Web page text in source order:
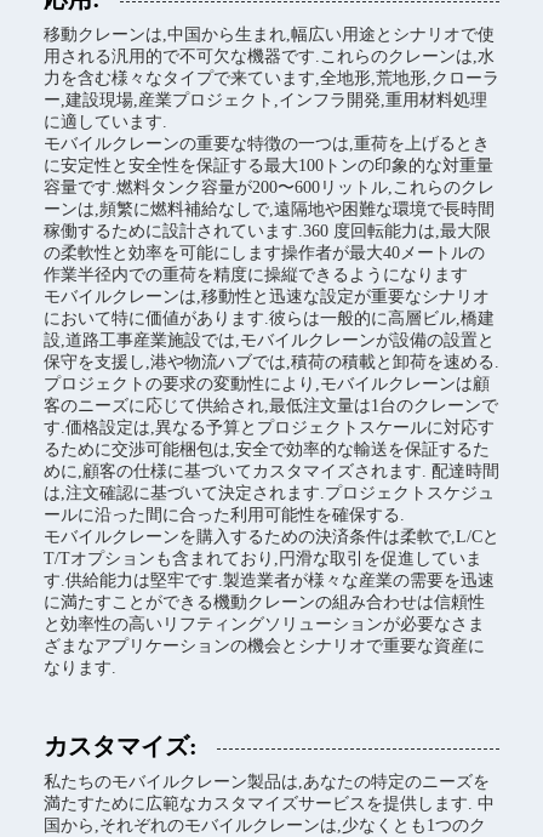
移動クレーンは,中国から生まれ,幅広い用途とシナリオで使
用される汎用的で不可欠な機器です.これらのクレーンは,水
力を含む様々なタイプで来ています,全地形,荒地形,クローラ
ー,建設現場,産業プロジェクト,インフラ開発,重用材料処理
に適しています.
モバイルクレーンの重要な特徴の一つは,重荷を上げるとき
に安定性と安全性を保証する最大100トンの印象的な対重量
容量です.燃料タンク容量が200〜600リットル,これらのクレ
ーンは,頻繁に燃料補給なしで,遠隔地や困難な環境で長時間
稼働するために設計されています.360 度回転能力は,最大限
の柔軟性と効率を可能にします操作者が最大40メートルの
作業半径内での重荷を精度に操縦できるようになります
モバイルクレーンは,移動性と迅速な設定が重要なシナリオ
において特に価値があります.彼らは一般的に高層ビル,橋建
設,道路工事産業施設では,モバイルクレーンが設備の設置と
保守を支援し,港や物流ハブでは,積荷の積載と卸荷を速める.
プロジェクトの要求の変動性により,モバイルクレーンは顧
客のニーズに応じて供給され,最低注文量は1台のクレーンで
す.価格設定は,異なる予算とプロジェクトスケールに対応す
るために交渉可能梱包は,安全で効率的な輸送を保証するた
めに,顧客の仕様に基づいてカスタマイズされます. 配達時間
は,注文確認に基づいて決定されます.プロジェクトスケジュ
ールに沿った間に合った利用可能性を確保する.
モバイルクレーンを購入するための決済条件は柔軟で,L/Cと
T/Tオプションも含まれており,円滑な取引を促進していま
す.供給能力は堅牢です.製造業者が様々な産業の需要を迅速
に満たすことができる機動クレーンの組み合わせは信頼性
と効率性の高いリフティングソリューションが必要なさま
ざまなアプリケーションの機会とシナリオで重要な資産に
なります.
カスタマイズ:
私たちのモバイルクレーン製品は,あなたの特定のニーズを
満たすために広範なカスタマイズサービスを提供します. 中
国から,それぞれのモバイルクレーンは,少なくとも1つのク